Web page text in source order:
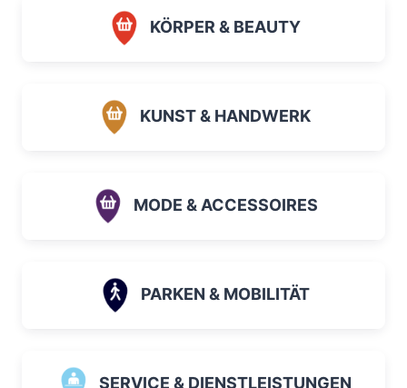
KÖRPER & BEAUTY
KUNST & HANDWERK
MODE & ACCESSOIRES
PARKEN & MOBILITÄT
SERVICE & DIENSTLEISTUNGEN